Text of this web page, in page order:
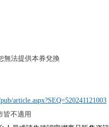
無法提供本券兌換
article.aspx?SEQ=520241121003
皆不適用